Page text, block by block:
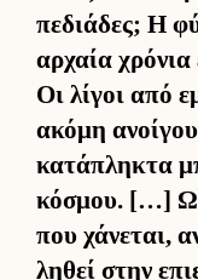
πεδιάδες; Η
αρ­χαία
Οι λίγοι από
ακόμη
κατάπληκτα
κόσμου. […] Ω,
που χάνεται,
ληθεί στην